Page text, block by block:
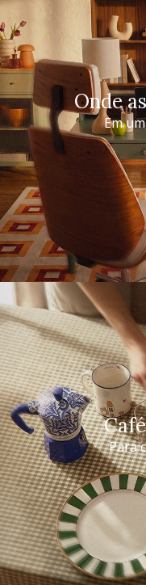
Onde
Em
Para